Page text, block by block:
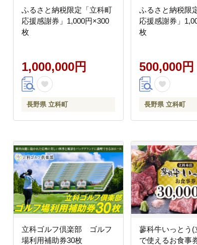
ふるさと納税限定「立科町
応援感謝券」1,000円×300
枚
1,000,000円
長野県 立科町
ふるさと納税限
応援感謝券」
枚
500,000円
長野県 立科町
立科ゴルフ倶楽部 ゴルフ
場利用補助券30枚
蓼科牛いっとう(
で使えるお食事